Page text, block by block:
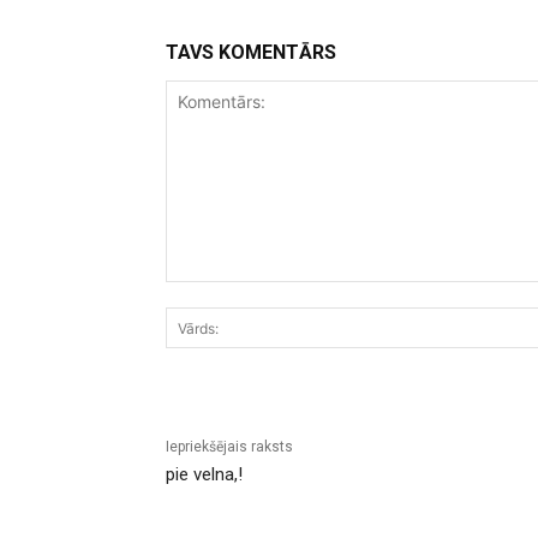
TAVS KOMENTĀRS
Iepriekšējais raksts
pie velna,!